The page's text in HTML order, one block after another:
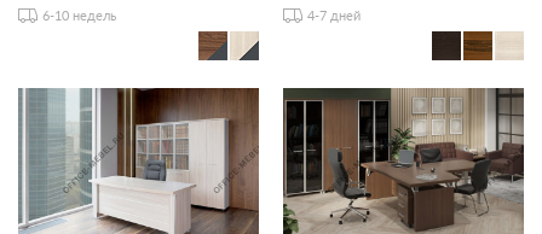
6-10 недель 4-7 дней